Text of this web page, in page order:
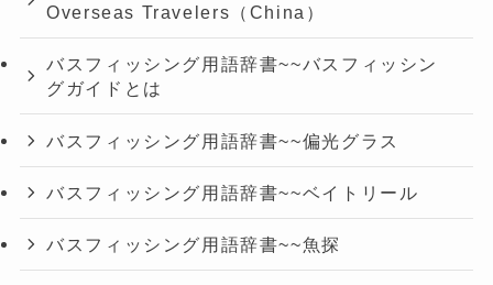
Overseas Travelers（China）
バスフィッシング用語辞書~~バスフィッシン
グガイドとは
バスフィッシング用語辞書~~偏光グラス
バスフィッシング用語辞書~~ベイトリール
バスフィッシング用語辞書~~魚探